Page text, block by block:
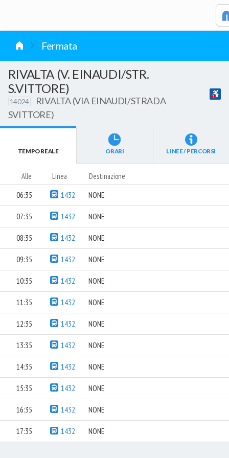
Fermata
RIVALTA (V. EINAUDI/STR.
S.VITTORE)
14024
RIVALTA (VIA EINAUDI/STRADA
SVITTORE)
TEMPO REALE ORARI LINEE / PERCORSI
Alle Linea Destinazione
06:35 1432 NONE
07:35 1432 NONE
08:35 1432 NONE
09:35 1432 NONE
10:35 1432 NONE
11:35 1432 NONE
12:35 1432 NONE
13:35 1432 NONE
14:35 1432 NONE
15:35 1432 NONE
16:35 1432 NONE
17:35 1432 NONE